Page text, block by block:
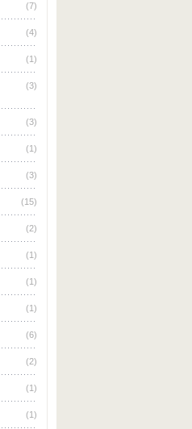
(7)
(4)
(1)
(3)
(3)
(1)
(3)
(15)
(2)
(1)
(1)
(1)
(6)
(2)
(1)
(1)